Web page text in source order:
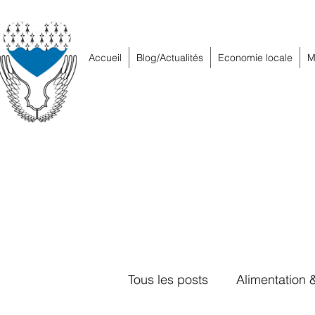
Accueil Blog/Actualités Economie locale
Tous les posts Alimentation